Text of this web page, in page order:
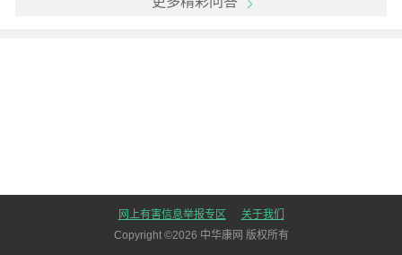
网上有害信息举报专区
关于我们
Copyright ©2026 中华康网 版权所有